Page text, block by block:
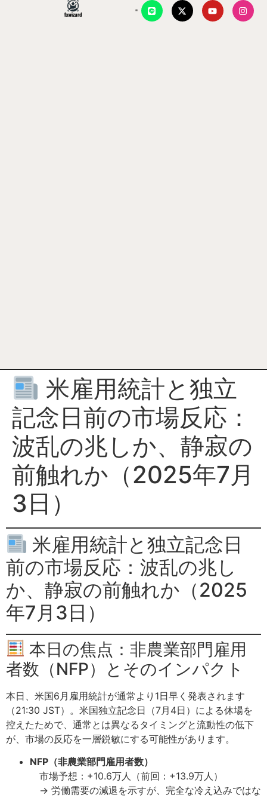
米雇用統計と独立
記念日前の市場反応：
波乱の兆しか、静寂の
前触れか（2025年7月
3日）
米雇用統計と独立記念日
前の市場反応：波乱の兆し
か、静寂の前触れか（2025
年7月3日）
本日の焦点：非農業部門雇用
者数（NFP）とそのインパクト
本日、米国6月雇用統計が通常より1日早く発表されます
（21:30 JST）。米国独立記念日（7月4日）による休場を
控えたためで、通常とは異なるタイミングと流動性の低下
が、市場の反応を一層鋭敏にする可能性があります。
NFP（非農業部門雇用者数）
市場予想：+10.6万人（前回：+13.9万人）
→ 労働需要の減退を示すが、完全な冷え込みではな